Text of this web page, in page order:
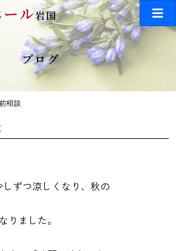
ル岩国
ブログ
相談
ずつ涼しくなり、秋の
りました。